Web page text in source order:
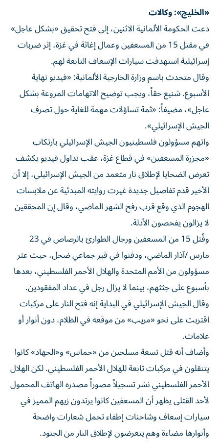
«الخليج»: وكالات
دعت الحكومة الألمانية الاثنين، إلى فتح تحقيق «بشكل عاجل»
في مقتل 15 من المسعفين وعمال إغاثة في غزة، إثر ضربات
إسرائيلية استهدفت سيارات الإسعاف التابعة لهم.
وقال متحدث باسم وزارة الخارجية الألمانية: «فيديو نهاية
الأسبوع. شنيع حقاً، ويجب توضيح الاتهامات المروعة بشكل
عاجل»، مضيفاً: «ثمة تساؤلات مهمة للغاية حول تصرف
الجيش الإسرائيلي».
واتهم مسؤولون فلسطينيون الجيش الإسرائيلي بارتكاب
«مجزرة المسعفين» في قطاع غزة، عقب تداول فيديو يكشف
تعرض الضحايا لإطلاق نار متعمد من الجيش الإسرائيلي، إلا أن
الأخير قدم تفاصيل جديدة غيرت روايته المبدئية عن ملابسات
الهجوم الذي وقع قرب رفح الشهر الماضي، وقال إن المحققين
لا يزالون يفحصون الأدلة.
وقُتل 15 من المسعفين ورجال الطوارئ بالرصاص في 23
مارس /آذار الماضي، ودفنوا في قبر جماعي ضحل، حيث عثر
مسؤولون من الأمم المتحدة والهلال الأحمر الفلسطيني، بعدها
بأسبوع على جثثهم، بينما لا يزال رجل في عداد المفقودين.
وقال الجيش الإسرائيلي في البداية إنه فتح النار على مركبات
اقتربت على نحو «مريب» من موقعه في الظلام، دون أنوار أو
علامات.
وأضاف أنه قتل تسعة مسلحين من «حماس» و«الجهاد» كانوا
يتنقلون في مركبات تابعة للهلال الأحمر الفلسطيني. لكن الهلال
الأحمر الفلسطيني نشر تسجيلاً مصوراً مصدره الهاتف المحمول
لأحد القتلى يظهر أن المسعفين كانوا يرتدون زيهم المميز في
سيارات إسعاف وشاحنات إطفاء تحمل شعارات واضحة
وأنوارها مضاءة وهم يتعرضون لإطلاق النار من الجنود.